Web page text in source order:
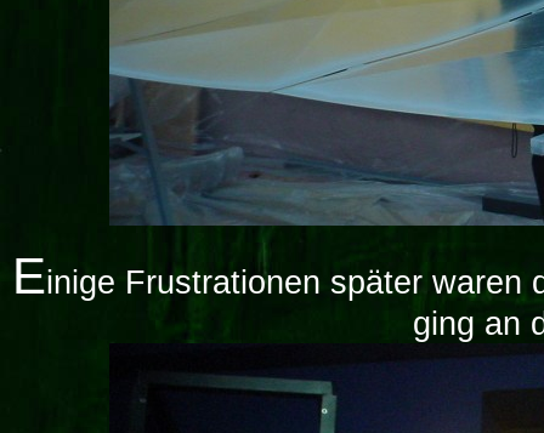
Einige Frustrationen später waren
ging an